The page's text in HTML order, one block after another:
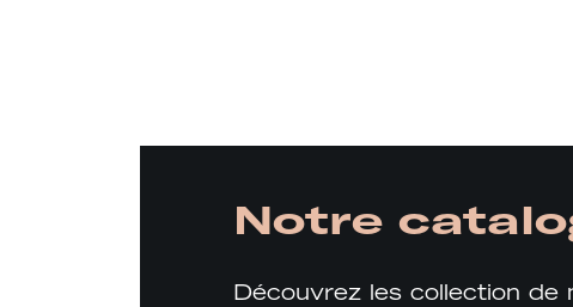
Notre
Découvrez les collection de